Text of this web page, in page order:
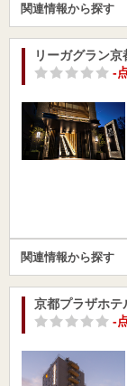
関連情報から探す
リーガグラン京
-
関連情報から探す
京都プラザホテ
-